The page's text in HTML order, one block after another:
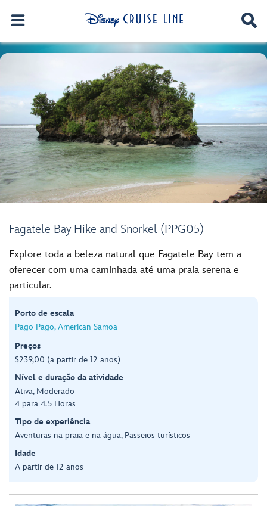
Fagatele Bay Hike and Snorkel (PPG05)
Explore toda a beleza natural que Fagatele Bay tem a
oferecer com uma caminhada até uma praia serena e
particular.
Porto de escala
Pago Pago, American Samoa
Preços
$239,00 (a partir de 12 anos)
Nível e duração da atividade
Ativa, Moderado
4 para 4.5 Horas
Tipo de experiência
Aventuras na praia e na água, Passeios turísticos
Idade
A partir de 12 anos